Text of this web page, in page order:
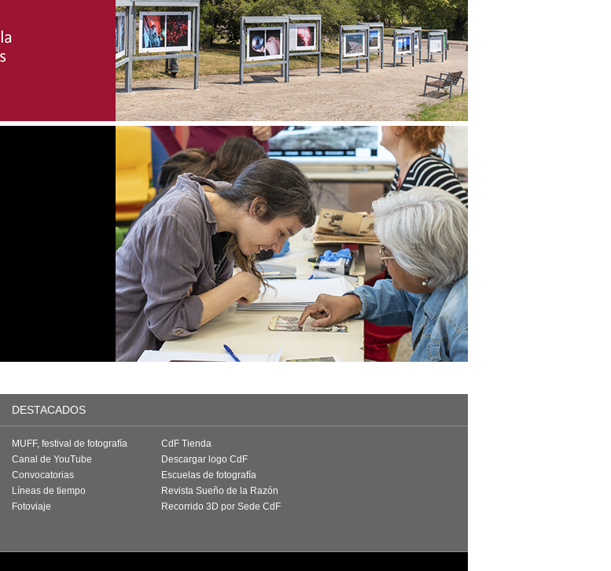
DESTACADOS
MUFF, festival de fotografía
Canal de YouTube
Convocatorias
Líneas de tiempo
Fotoviaje
CdF Tienda
Descargar logo CdF
Escuelas de fotografía
Revista Sueño de la Razón
Recorrido 3D por Sede CdF